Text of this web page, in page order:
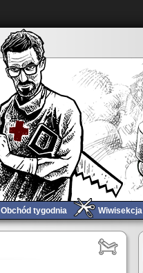
Obchód tygodnia Wiwisekcja
Metal Gear Borsuk?»